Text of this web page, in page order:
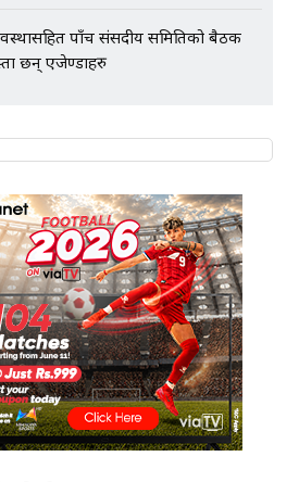
पाँच संसदीय समितिको बैठक
छन् एजेण्डाहरु